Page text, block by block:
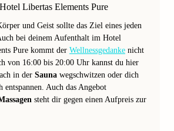
Libertas Elements Pure
und Geist sollte das Ziel eines jeden
bei deinem Aufenthalt im Hotel
Pure kommt der Wellnessgedanke nicht
von 16:00 bis 20:00 Uhr kannst du hier
in der Sauna wegschwitzen oder dich
entspannen. Auch das Angebot
steht dir gegen einen Aufpreis zur